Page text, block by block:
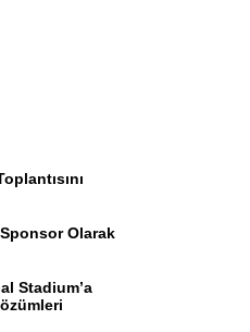
Sponsor Olarak
Stadium’a